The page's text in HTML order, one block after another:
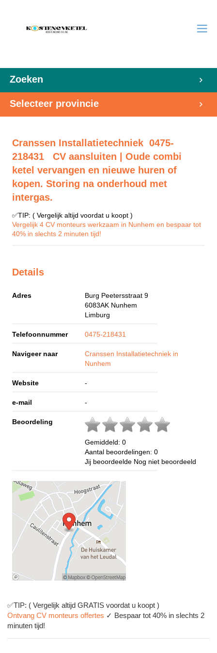
Zoeken
Selecteer provincie
Cranssen Installatietechniek 0475-
218431 CV aansluiten | Oude combi
ketel vervangen en nieuwe huren of
kopen. Storing na onderhoud met
intergas.
✅TIP: ( Vergelijk altijd voordat u koopt )
Vergelijk 4 CV monteurs werkzaam in Nunhem en bespaar tot
40% in slechts 2 minuten tijd!
Details
Adres
Burg Peetersstraat 9
6083AK Nunhem
Limburg
Telefoonnummer 0475-218431
Navigeer naar
Cranssen Installatietechniek in
Nunhem
Website -
e-mail -
Beoordeling
Gemiddeld: 0
Aantal beoordelingen: 0
Jij beoordeelde Nog niet beoordeeld
✅TIP: ( Vergelijk altijd GRATIS voordat u koopt )
Ontvang CV monteurs offertes ✓ Bespaar tot 40% in slechts 2
minuten tijd!